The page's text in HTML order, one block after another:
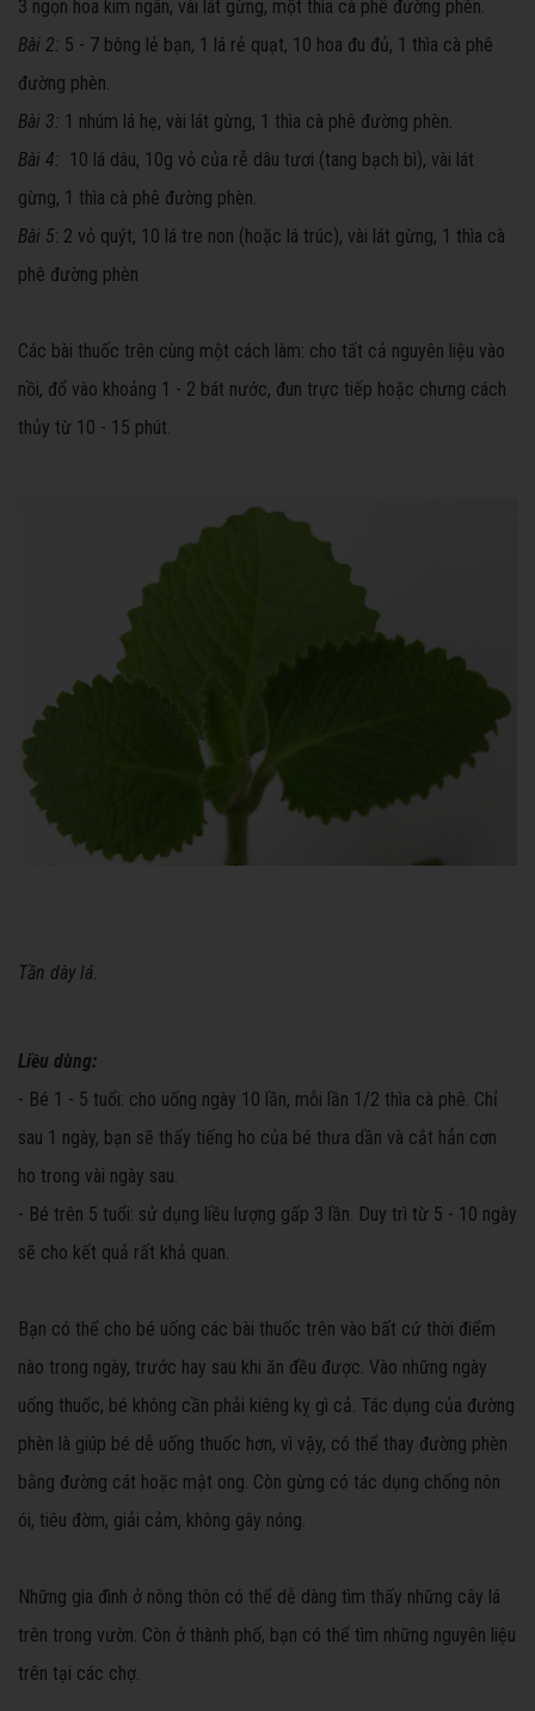
3 ngọn hoa kim ngân, vài lát gừng, một thìa cà phê đường phèn.
Bài 2: 5 - 7 bông lẻ bạn, 1 lá rẻ quạt, 10 hoa đu đủ, 1 thìa cà phê
đường phèn.
Bài 3: 1 nhúm lá hẹ, vài lát gừng, 1 thìa cà phê đường phèn.
Bài 4: 10 lá dâu, 10g vỏ của rễ dâu tươi (tang bạch bì), vài lát
gừng, 1 thìa cà phê đường phèn.
Bài 5: 2 vỏ quýt, 10 lá tre non (hoặc lá trúc), vài lát gừng, 1 thìa cà
phê đường phèn
Các bài thuốc trên cùng một cách làm: cho tất cả nguyên liệu vào
nồi, đổ vào khoảng 1 - 2 bát nước, đun trực tiếp hoặc chưng cách
thủy từ 10 - 15 phút.
Tần dày lá.
Liều dùng:
- Bé 1 - 5 tuổi: cho uống ngày 10 lần, mỗi lần 1/2 thìa cà phê. Chỉ
sau 1 ngày, bạn sẽ thấy tiếng ho của bé thưa dần và cắt hẳn cơn
ho trong vài ngày sau.
- Bé trên 5 tuổi: sử dụng liều lượng gấp 3 lần. Duy trì từ 5 - 10 ngày
sẽ cho kết quả rất khả quan.
Bạn có thể cho bé uống các bài thuốc trên vào bất cứ thời điểm
nào trong ngày, trước hay sau khi ăn đều được. Vào những ngày
uống thuốc, bé không cần phải kiêng kỵ gì cả. Tác dụng của đường
phèn là giúp bé dễ uống thuốc hơn, vì vậy, có thể thay đường phèn
bằng đường cát hoặc mật ong. Còn gừng có tác dụng chống nôn
ói, tiêu đờm, giải cảm, không gây nóng.
Những gia đình ở nông thôn có thể dễ dàng tìm thấy những cây lá
trên trong vườn. Còn ở thành phố, bạn có thể tìm những nguyên liệu
trên tại các chợ.